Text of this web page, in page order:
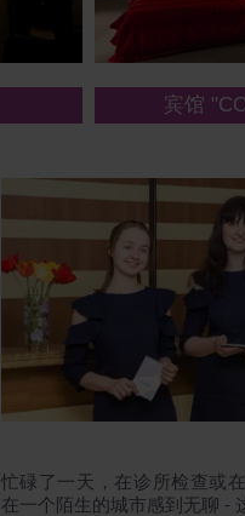
宾馆
忙碌了一天，在诊所检查或
在一个陌生的城市感到无聊 -